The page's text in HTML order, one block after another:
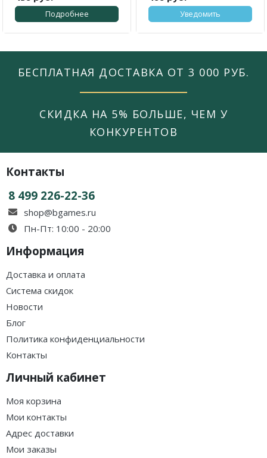
Подробнее Уведомить
БЕСПЛАТНАЯ ДОСТАВКА ОТ 3 000 РУБ.
СКИДКА НА 5% БОЛЬШЕ, ЧЕМ У
КОНКУРЕНТОВ
Контакты
8 499 226-22-36
shop@bgames.ru
Пн-Пт: 10:00 - 20:00
Информация
Доставка и оплата
Система скидок
Новости
Блог
Политика конфиденциальности
Контакты
Личный кабинет
Моя корзина
Мои контакты
Адрес доставки
Мои заказы